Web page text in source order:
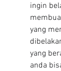
ingin
yang
yang
anda